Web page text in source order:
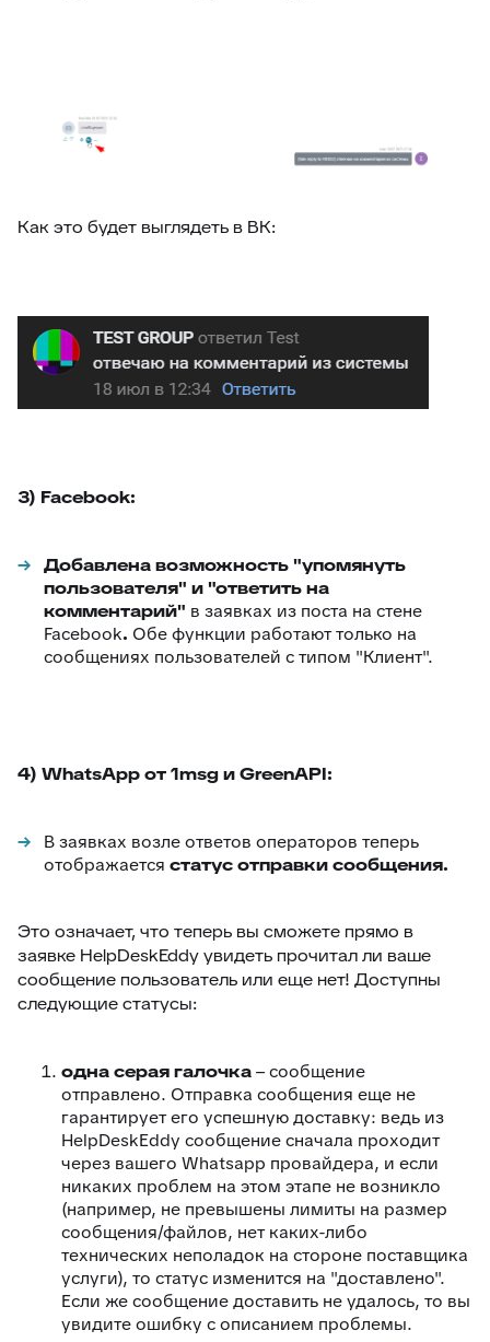
Как это будет выглядеть в ВК:
3) Facebook:
Добавлена возможность "упомянуть
пользователя" и "ответить на
комментарий" в заявках из поста на стене
Facebook. Обе функции работают только на
сообщениях пользователей с типом "Клиент".
4) WhatsApp от 1msg и GreenAPI:
В заявках возле ответов операторов теперь
отображается статус отправки сообщения.
Это означает, что теперь вы сможете прямо в
заявке HelpDeskEddy увидеть прочитал ли ваше
сообщение пользователь или еще нет! Доступны
следующие статусы:
одна серая галочка– сообщение
отправлено. Отправка сообщения еще не
гарантирует его успешную доставку: ведь из
HelpDeskEddy сообщение сначала проходит
через вашего Whatsapp провайдера, и если
никаких проблем на этом этапе не возникло
(например, не превышены лимиты на размер
сообщения/файлов, нет каких-либо
технических неполадок на стороне поставщика
услуги), то статус изменится на "доставлено".
Если же сообщение доставить не удалось, то вы
увидите ошибку с описанием проблемы.